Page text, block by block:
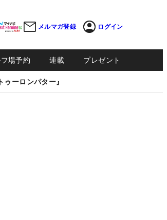
メルマガ登録 ログイン
場予約 連載 プレゼント
ーロンパター』